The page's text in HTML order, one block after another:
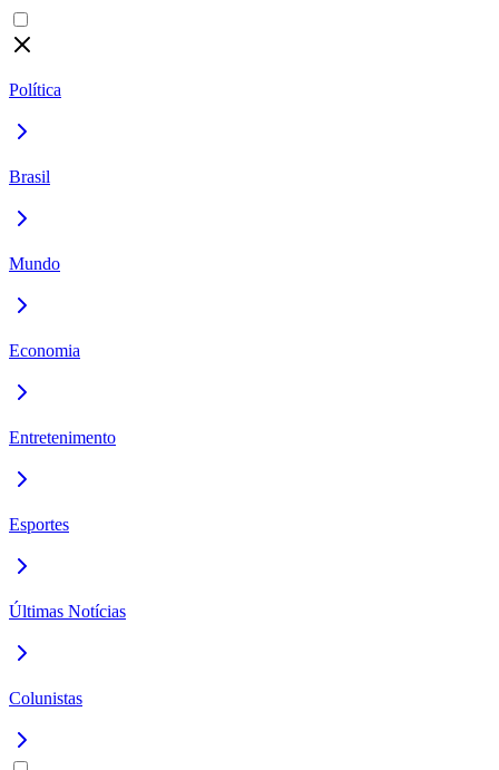
Política
Brasil
Mundo
Economia
Entretenimento
Esportes
Últimas Notícias
Colunistas